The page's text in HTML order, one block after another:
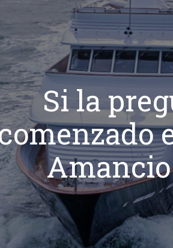
Si la
Amancio